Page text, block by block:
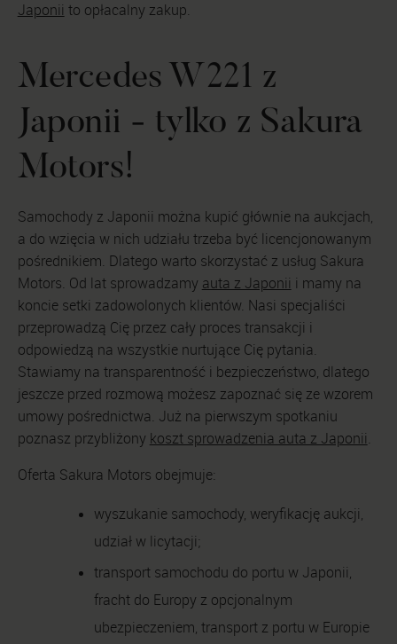
Japonii to opłacalny zakup.
Mercedes W221 z
Japonii - tylko z Sakura
Motors!
Samochody z Japonii można kupić głównie na aukcjach,
a do wzięcia w nich udziału trzeba być licencjonowanym
pośrednikiem. Dlatego warto skorzystać z usług Sakura
Motors. Od lat sprowadzamy auta z Japonii i mamy na
koncie setki zadowolonych klientów. Nasi specjaliści
przeprowadzą Cię przez cały proces transakcji i
odpowiedzą na wszystkie nurtujące Cię pytania.
Stawiamy na transparentność i bezpieczeństwo, dlatego
jeszcze przed rozmową możesz zapoznać się ze wzorem
umowy pośrednictwa. Już na pierwszym spotkaniu
poznasz przybliżony koszt sprowadzenia auta z Japonii.
Oferta Sakura Motors obejmuje:
wyszukanie samochody, weryfikację aukcji,
udział w licytacji;
transport samochodu do portu w Japonii,
fracht do Europy z opcjonalnym
ubezpieczeniem, transport z portu w Europie